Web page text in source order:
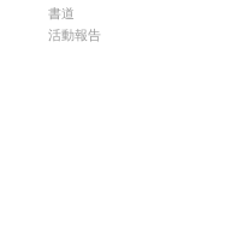
書道
活動報告